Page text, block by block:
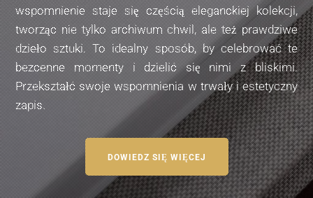
wspomnienie staje się częścią eleganckiej kolekcji,
tworząc nie tylko archiwum chwil, ale też prawdziwe
dzieło sztuki. To idealny sposób, by celebrować te
bezcenne momenty i dzielić się nimi z bliskimi.
Przekształć swoje wspomnienia w trwały i estetyczny
zapis.
DOWIEDZ SIĘ WIĘCEJ